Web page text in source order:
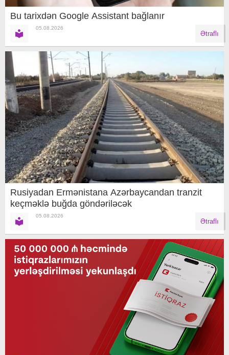
Bu tarixdən Google Assistant bağlanır
05.08.2026
Ətraflı
Rusiyadan Ermənistana Azərbaycandan tranzit
keçməklə buğda göndəriləcək
05.08.2026
Ətraflı